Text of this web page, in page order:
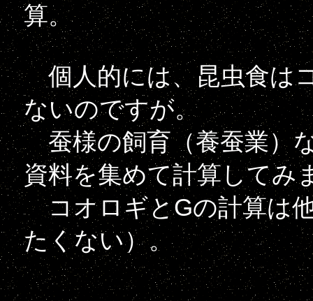
算。
個人的には、昆虫食は
ないのですが。
蚕様の飼育（養蚕業）
資料を集めて計算してみ
コオロギとGの計算は
たくない）。